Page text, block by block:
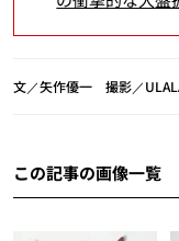
文／矢作優一 撮影／
この記事の画像一覧